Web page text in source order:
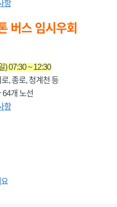
항
버스 임시우회
) 07:30 ~ 12:30
, 종로, 청계천 등
64개 노선
항